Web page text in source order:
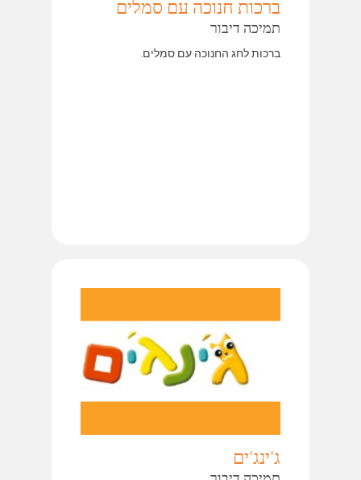
ברכות חנוכה עם סמלים
תמיכה דיבור
ברכות לחג החנוכה עם סמלים.
ג'ינג'ים